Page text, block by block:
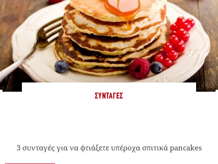
ΣΥΝΤΑΓΈΣ
3 συνταγές για να φτιάξετε υπέροχα σπιτικά pancakes